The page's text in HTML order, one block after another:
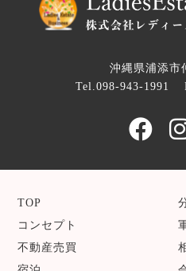
沖縄県浦添市
Tel.098-943-1991
TOP
コンセプト
不動産売買